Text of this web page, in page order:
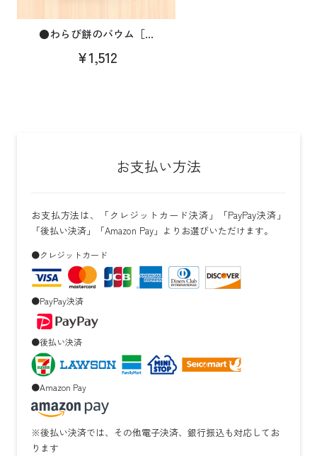
●わらび餅のバウム［...
¥1,512
お支払い方法
お支払方法は、「クレジットカード決済」「PayPay決済」
「後払い決済」「Amazon Pay」よりお選びいただけます。
●クレジットカード
●PayPay決済
●後払い決済
●Amazon Pay
※後払い決済では、その他電子決済、銀行振込も対応してお
ります